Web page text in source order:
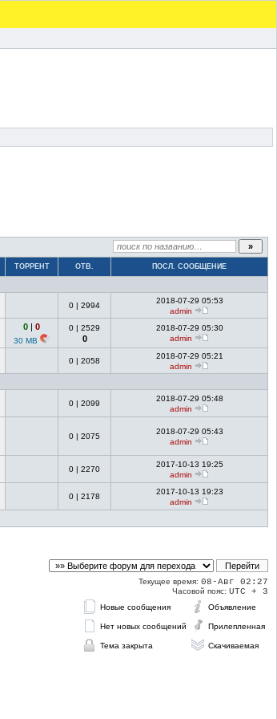
ТОРРЕНТ ОТВ. ПОСЛ. СООБЩЕНИЕ
0 | 2994
2018-07-29 05:53
admin
0 | 0
30 MB
0 | 2529
0
2018-07-29 05:30
admin
0 | 2058
2018-07-29 05:21
admin
0 | 2099
2018-07-29 05:48
admin
0 | 2075
2018-07-29 05:43
admin
0 | 2270
2017-10-13 19:25
admin
0 | 2178
2017-10-13 19:23
admin
Текущее время: 08-Авг 02:27
Часовой пояс: UTC + 3
Новые сообщения Объявление
Нет новых сообщений Прилепленная
Тема закрыта Скачиваемая